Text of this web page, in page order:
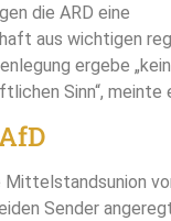
die ARD eine
aus wichtigen
ergebe
Sinn“, meinte
Sender